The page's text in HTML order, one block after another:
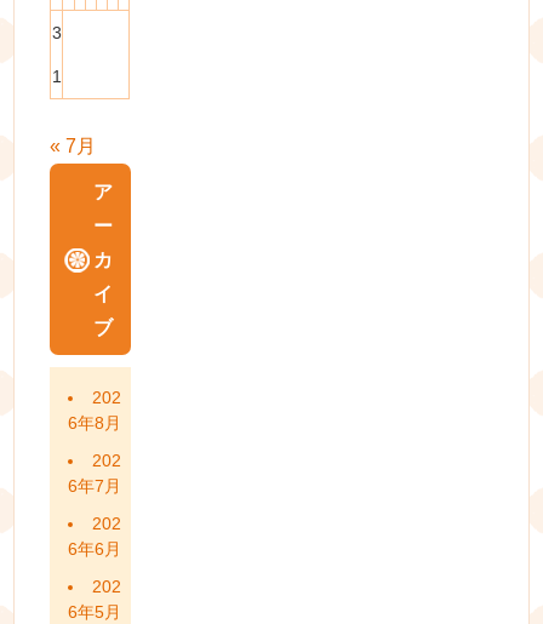
3
1
« 7月
ア
ー
カ
イ
ブ
202
6年8月
202
6年7月
202
6年6月
202
6年5月